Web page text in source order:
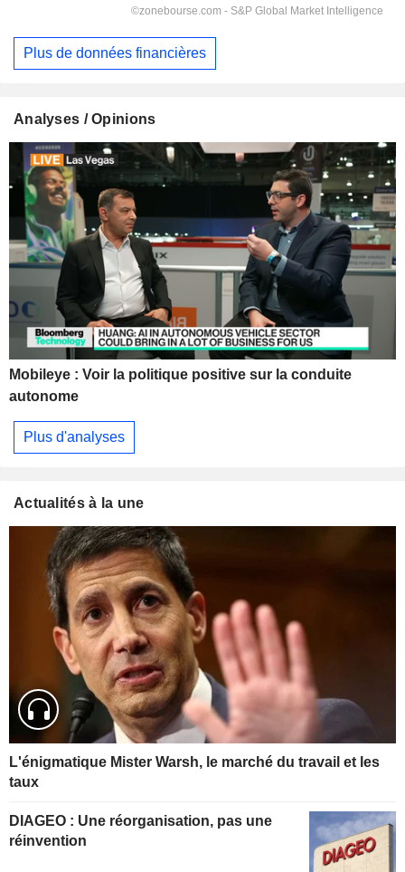
Plus de données financières
Analyses / Opinions
Mobileye : Voir la politique positive sur la conduite
autonome
Plus d'analyses
Actualités à la une
L'énigmatique Mister Warsh, le marché du travail et les
taux
DIAGEO : Une réorganisation, pas une
réinvention